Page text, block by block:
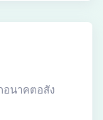
อนาคตอสัง